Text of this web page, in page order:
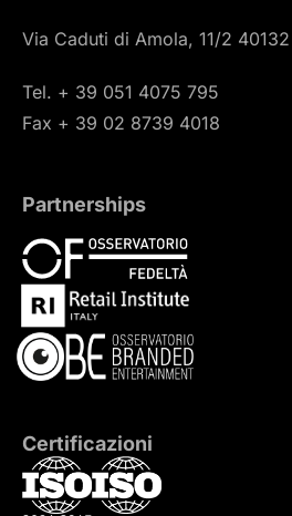
Via Caduti di Amola, 11/2
Tel. + 39 051 4075 795
Fax + 39 02 8739 4018
Partnerships
Certificazioni